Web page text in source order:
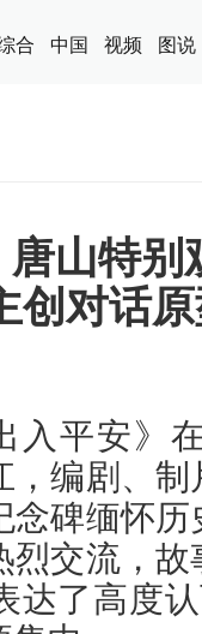
合 中国 视频 图说
山特别
创对话
入平安》
，编剧、
念碑缅怀
烈交流，
达了高度